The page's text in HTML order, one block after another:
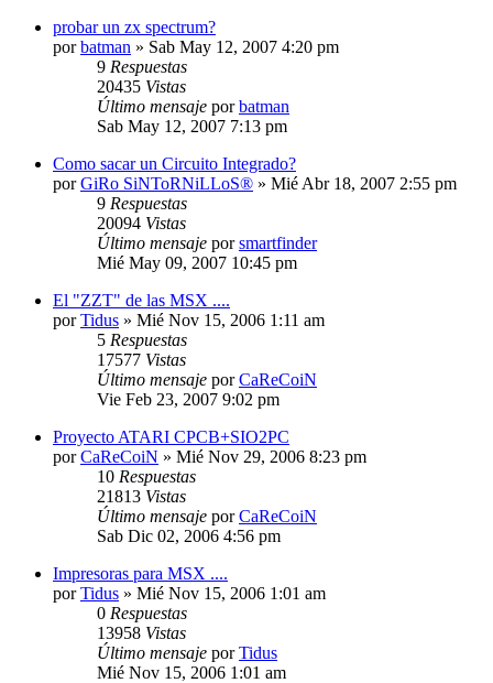
probar un zx spectrum?
porbatman » Sab May 12, 2007 4:20 pm
9 Respuestas
20435 Vistas
Último mensaje porbatman
Sab May 12, 2007 7:13 pm
Como sacar un Circuito Integrado?
porGiRo SiNToRNiLLoS® » Mié Abr 18, 2007 2:55 pm
9 Respuestas
20094 Vistas
Último mensaje porsmartfinder
Mié May 09, 2007 10:45 pm
El "ZZT" de las MSX ....
porTidus » Mié Nov 15, 2006 1:11 am
5 Respuestas
17577 Vistas
Último mensaje porCaReCoiN
Vie Feb 23, 2007 9:02 pm
Proyecto ATARI CPCB+SIO2PC
porCaReCoiN » Mié Nov 29, 2006 8:23 pm
10 Respuestas
21813 Vistas
Último mensaje porCaReCoiN
Sab Dic 02, 2006 4:56 pm
Impresoras para MSX ....
porTidus » Mié Nov 15, 2006 1:01 am
0 Respuestas
13958 Vistas
Último mensaje porTidus
Mié Nov 15, 2006 1:01 am